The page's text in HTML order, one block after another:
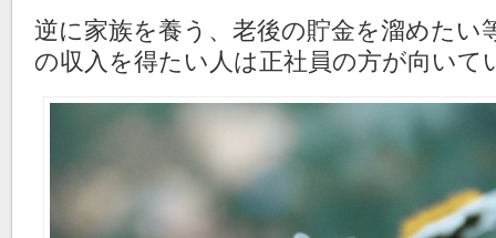
逆に家族を養う、老後の貯金を溜めたい
の収入を得たい人は正社員の方が向いて